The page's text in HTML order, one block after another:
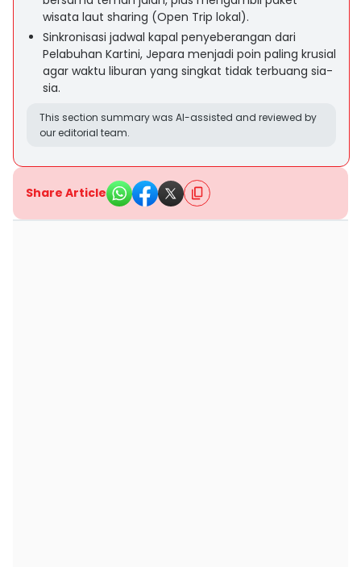
wisata laut sharing (Open Trip lokal).
Sinkronisasi jadwal kapal penyeberangan dari
Pelabuhan Kartini, Jepara menjadi poin paling krusial
agar waktu liburan yang singkat tidak terbuang sia-
sia.
This section summary was AI-assisted and reviewed by
our editorial team.
Share Article